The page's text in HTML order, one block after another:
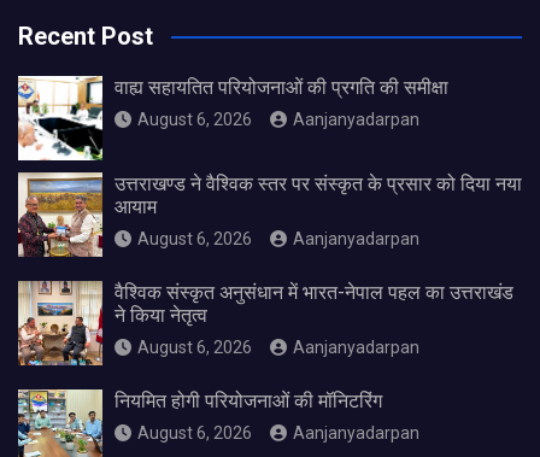
Recent Post
वाह्य सहायतित परियोजनाओं की प्रगति की समीक्षा
August 6, 2026 Aanjanyadarpan
उत्तराखण्ड ने वैश्विक स्तर पर संस्कृत के प्रसार को दिया नया
आयाम
August 6, 2026 Aanjanyadarpan
वैश्विक संस्कृत अनुसंधान में भारत-नेपाल पहल का उत्तराखंड
ने किया नेतृत्व
August 6, 2026 Aanjanyadarpan
नियमित होगी परियोजनाओं की मॉनिटरिंग
August 6, 2026 Aanjanyadarpan